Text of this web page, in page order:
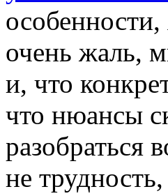
очень жаль,
и, что
что нюансы
разобраться
не трудность,